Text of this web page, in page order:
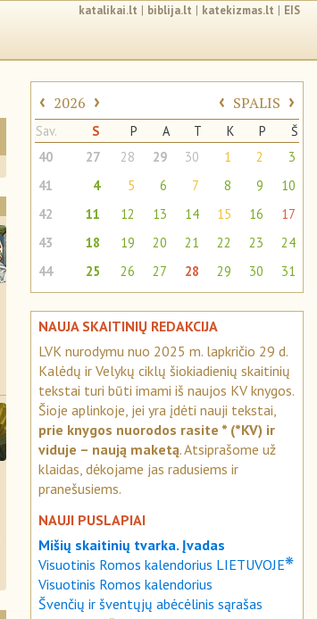
katalikai.lt | biblija.lt | katekizmas.lt | EIS
‹ 2026 › ‹ SPALIS ›
Sav. S P A T K P
Š
40
27 28 29 30 1 2
3
41
4 5 6 7 8 9
10
42
11 12 13 14 15 16
17
43
18 19 20 21 22 23
24
44
25 26 27 28 29 30 31
NAUJA SKAITINIŲ REDAKCIJA
LVK nurodymu nuo 2025 m. lapkričio 29 d.
Kalėdų ir Velykų ciklų šiokiadienių skaitinių
tekstai turi būti imami iš naujos KV knygos.
Šioje aplinkoje, jei yra įdėti nauji tekstai,
prie knygos nuorodos rasite * (*KV) ir
viduje – naują maketą. Atsiprašome už
klaidas, dėkojame jas radusiems ir
pranešusiems.
NAUJI PUSLAPIAI
Mišių skaitinių tvarka. Įvadas
Visuotinis Romos kalendorius LIETUVOJE❋
Visuotinis Romos kalendorius
Švenčių ir šventųjų abėcėlinis sąrašas